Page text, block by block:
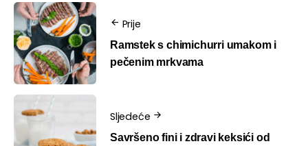
Prije
Ramstek s chimichurri umakom i
pečenim mrkvama
Sljedeće
Savršeno fini i zdravi keksići od